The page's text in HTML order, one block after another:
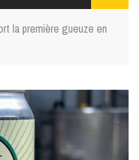
la première gueuze en